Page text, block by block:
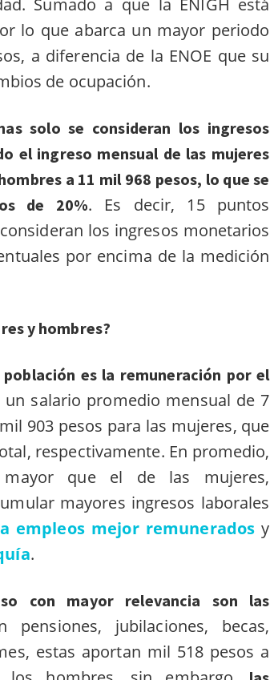
lo que abarca un mayor periodo
a diferencia de la ENOE que su
de ocupación.
solo se consideran los ingresos
el ingreso mensual de las mujeres
a 11 mil 968 pesos, lo que se
de 20%. Es decir, 15 puntos
los ingresos monetarios
por encima de la medición
y hombres?
es la remuneración por el
salario promedio mensual de 7
903 pesos para las mujeres, que
respectivamente. En promedio,
que el de las mujeres,
mayores ingresos laborales
empleos mejor remunerados y
.
con mayor relevancia son las
pensiones, jubilaciones, becas,
estas aportan mil 518 pesos a